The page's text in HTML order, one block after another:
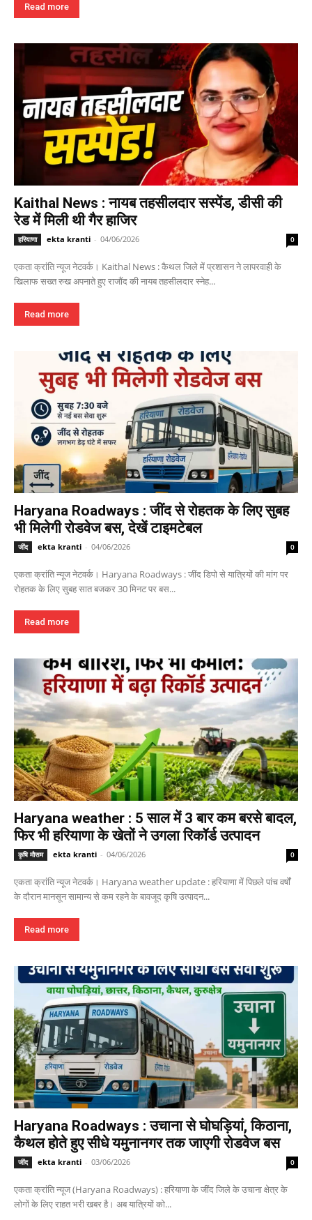
Read more
Kaithal News : नायब तहसीलदार सस्पेंड, डीसी की
रेड में मिली थी गैर हाजिर
हरियाणा ekta kranti - 04/06/2026 0
एकता क्रांति न्यूज नेटवर्क। Kaithal News : कैथल जिले में प्रशासन ने लापरवाही के
खिलाफ सख्त रुख अपनाते हुए राजौंद की नायब तहसीलदार स्नेह...
Read more
Haryana Roadways : जींद से रोहतक के लिए सुबह
भी मिलेगी रोडवेज बस, देखें टाइमटेबल
जींद ekta kranti - 04/06/2026 0
एकता क्रांति न्यूज नेटवर्क। Haryana Roadways : जींद डिपो से यात्रियों की मांग पर
रोहतक के लिए सुबह सात बजकर 30 मिनट पर बस...
Read more
Haryana weather : 5 साल में 3 बार कम बरसे बादल,
फिर भी हरियाणा के खेतों ने उगला रिकॉर्ड उत्पादन
कृषि मौसम ekta kranti - 04/06/2026 0
एकता क्रांति न्यूज नेटवर्क। Haryana weather update : हरियाणा में पिछले पांच वर्षों
के दौरान मानसून सामान्य से कम रहने के बावजूद कृषि उत्पादन...
Read more
Haryana Roadways : उचाना से घोघड़ियां, किठाना,
कैथल होते हुए सीधे यमुनानगर तक जाएगी रोडवेज बस
जींद ekta kranti - 03/06/2026 0
एकता क्रांति न्यूज (Haryana Roadways) : हरियाणा के जींद जिले के उचाना क्षेत्र के
लोगों के लिए राहत भरी खबर है। अब यात्रियों को...